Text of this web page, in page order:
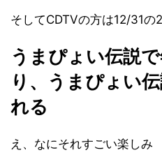
そしてCDTVの方は12/31の
うまぴょい伝説
り、うまぴょい
れる
え、なにそれすごい楽しみ